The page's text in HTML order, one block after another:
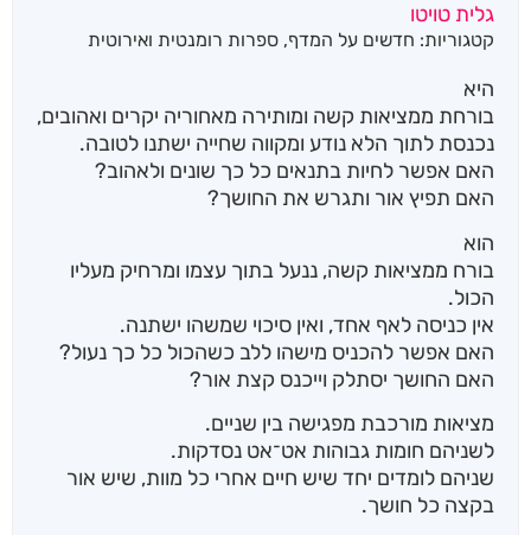
מבוסס על
דירוגים של
גלית טויטו
קטגוריות: חדשים על המדף, ספרות רומנטית ואירוטית
היא
בורחת ממציאות קשה ומותירה מאחוריה יקרים ואהובים,
נכנסת לתוך הלא נודע ומקווה שחייה ישתנו לטובה.
האם אפשר לחיות בתנאים כל כך שונים ולאהוב?
האם תפיץ אור ותגרש את החושך?
הוא
בורח ממציאות קשה, ננעל בתוך עצמו ומרחיק מעליו
הכול.
אין כניסה לאף אחד, ואין סיכוי שמשהו ישתנה.
האם אפשר להכניס מישהו ללב כשהכול כל כך נעול?
האם החושך יסתלק וייכנס קצת אור?
מציאות מורכבת מפגישה בין שניים.
לשניהם חומות גבוהות אט־אט נסדקות.
שניהם לומדים יחד שיש חיים אחרי כל מוות, שיש אור
בקצה כל חושך.